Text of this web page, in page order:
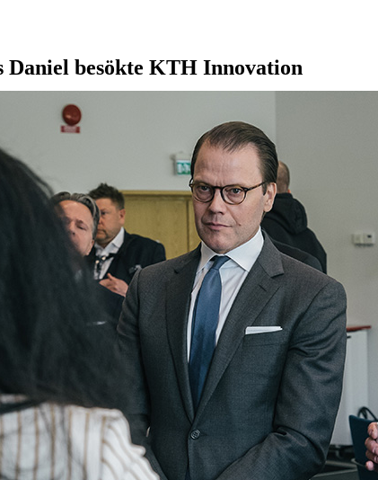
Daniel besökte KTH Innovation